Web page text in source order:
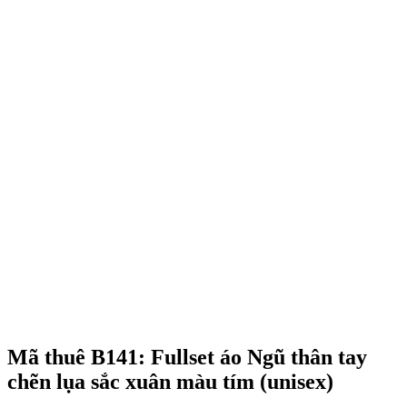
Mã thuê B141: Fullset áo Ngũ thân tay
chẽn lụa sắc xuân màu tím (unisex)